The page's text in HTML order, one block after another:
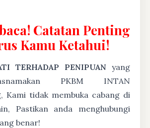
Catatan Penting
Kamu Ketahui!
TERHADAP PENIPUAN yang
PKBM INTAN
Kami tidak membuka cabang di
Pastikan anda menghubungi
benar!